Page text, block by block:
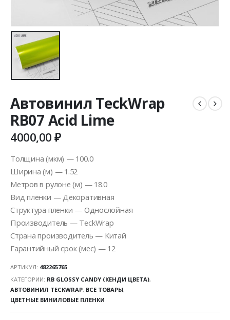
Автовинил TeckWrap
RB07 Acid Lime
4000,00₽
Толщина (мкм) — 100.0
Ширина (м) — 1.52
Метров в рулоне (м) — 18.0
Вид пленки — Декоративная
Структура пленки — Однослойная
Производитель — TeckWrap
Страна производитель — Китай
Гарантийный срок (мес) — 12
АРТИКУЛ: 482265765
КАТЕГОРИИ: RB GLOSSY CANDY (КЕНДИ ЦВЕТА),
АВТОВИНИЛ TECKWRAP, ВСЕ ТОВАРЫ,
ЦВЕТНЫЕ ВИНИЛОВЫЕ ПЛЕНКИ